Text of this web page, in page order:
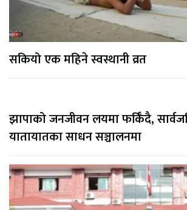
सकियो एक महिने स्वस्थानी व्रत
झापाको जनजीवन लयमा फर्किँदै,
यातायातका साधन सञ्चालनमा